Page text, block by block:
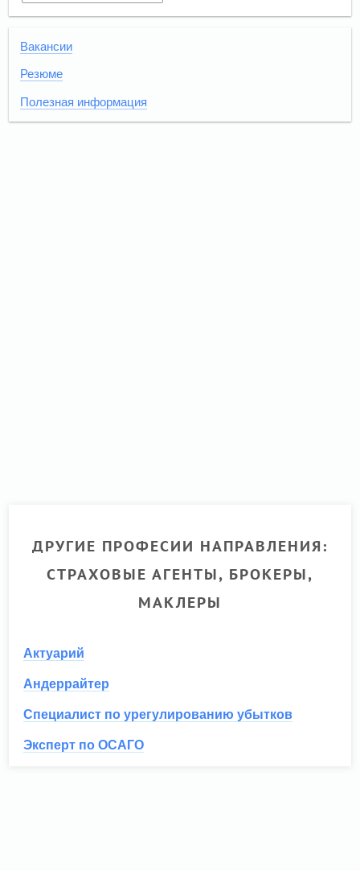
Вакансии
Резюме
Полезная информация
ДРУГИЕ ПРОФЕСИИ НАПРАВЛЕНИЯ:
СТРАХОВЫЕ АГЕНТЫ, БРОКЕРЫ,
МАКЛЕРЫ
Актуарий
Андеррайтер
Специалист по урегулированию убытков
Эксперт по ОСАГО